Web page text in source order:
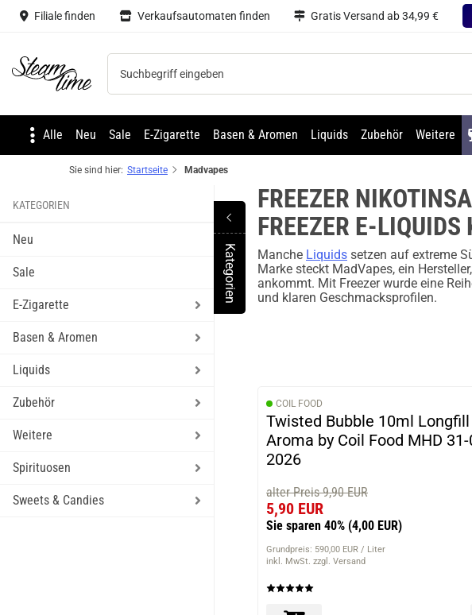
Filiale finden Verkaufsautomaten finden Gratis Versand ab 34,99 €
Steam time
Alle Neu Sale E-Zigarette Basen & Aromen Liquids Zubehör Weitere
Sie sind hier: Startseite Madvapes
KategorienToggle Menu
KATEGORIEN
Neu
Sale
E-Zigarette
Basen & Aromen
Liquids
Zubehör
Weitere
Spirituosen
Sweets & Candies
FREEZER
FREEZER E-LIQUIDS
Manche Liquids setzen auf extreme
Marke steckt MadVapes, ein
ankommt. Mit Freezer wurde eine
und klaren Geschmacksprofilen.
COIL FOOD
Twisted Bubble 10ml Longfill
Aroma by Coil Food MHD
2026
alter Preis 9,90 EUR
5,90 EUR
Sie sparen 40% (4,00 EUR)
Grundpreis: 590,00 EUR / Liter
inkl. MwSt. zzgl. Versand